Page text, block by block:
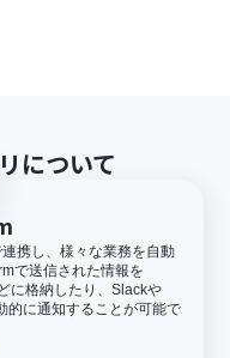
について
携し、様々な業務を自動
で送信された情報を
に格納したり、Slackや
的に通知することが可能で